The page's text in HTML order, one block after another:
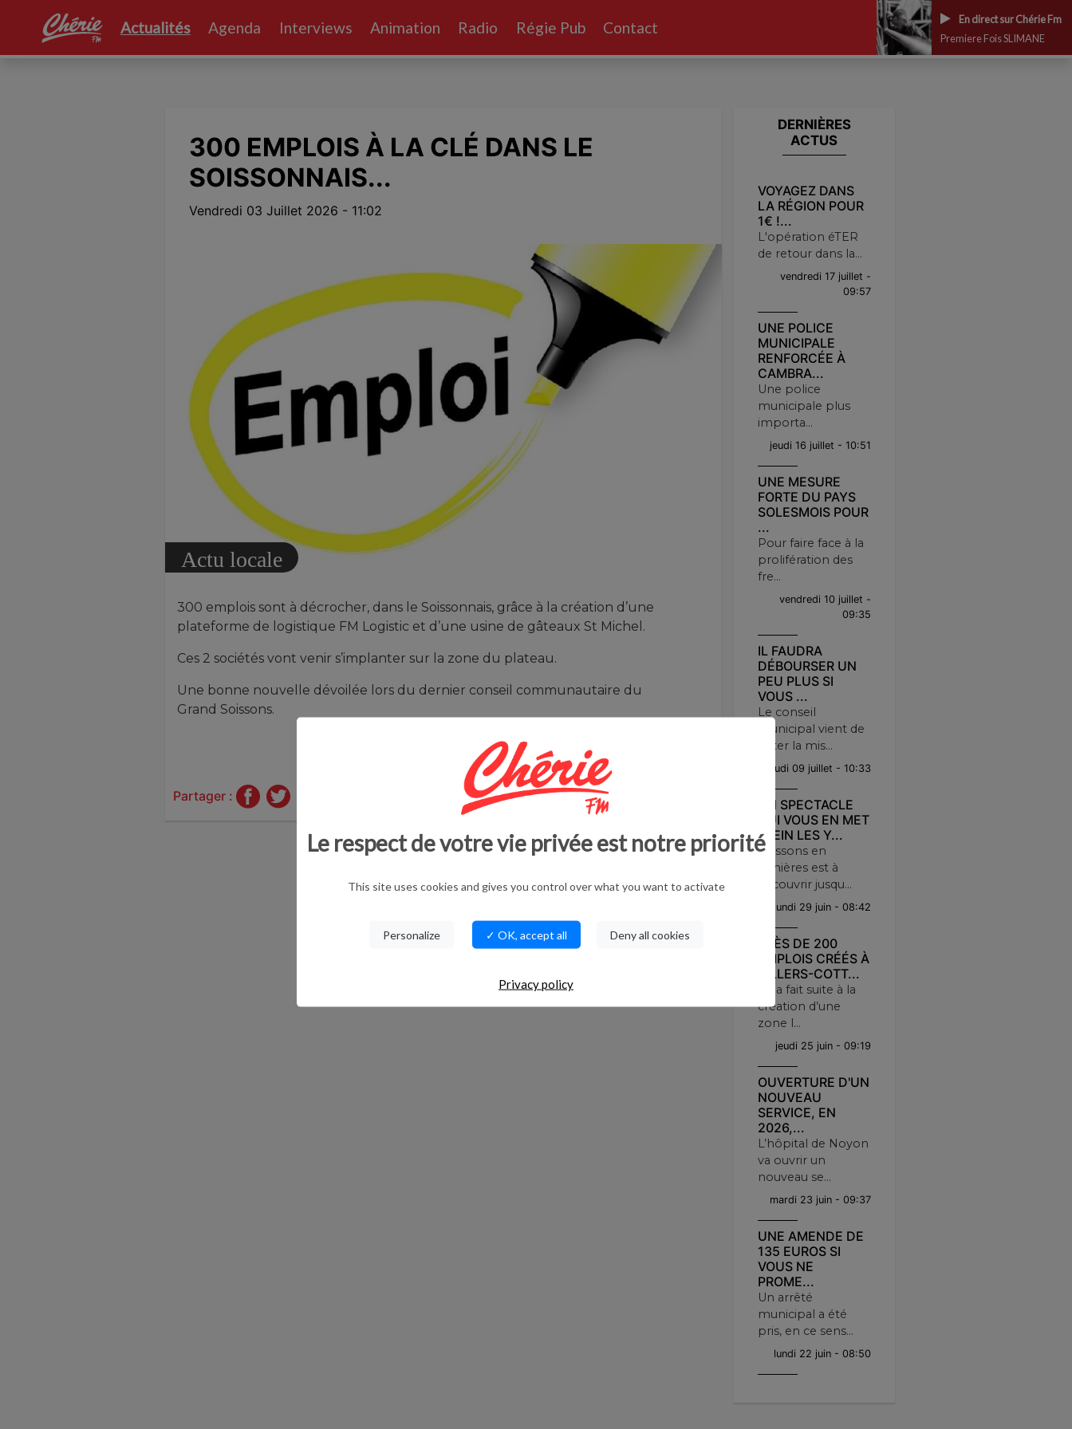
Actualités Agenda Interviews Animation Radio Régie Pub Contact
En direct sur Chérie Fm
Premiere Fois SLIMANE
file cannot
300 EMPLOIS À LA CLÉ DANS LE
SOISSONNAIS...
Vendredi 03 Juillet 2026 - 11:02
Actu locale
300 emplois sont à décrocher, dans le Soissonnais, grâce à la création d’une
plateforme de logistique FM Logistic et d’une usine de gâteaux St Michel.
Ces 2 sociétés vont venir s’implanter sur la zone du plateau.
Une bonne nouvelle dévoilée lors du dernier conseil communautaire du
Grand Soissons.
Partager :
DERNIÈRES
ACTUS
VOYAGEZ DANS
LA RÉGION POUR
1€ !...
L'opération éTER
de retour dans la...
vendredi 17 juillet -
09:57
UNE POLICE
MUNICIPALE
RENFORCÉE À
CAMBRA...
Une police
municipale plus
importa...
jeudi 16 juillet - 10:51
UNE MESURE
FORTE DU PAYS
SOLESMOIS POUR
...
Pour faire face à la
prolifération des
fre...
vendredi 10 juillet -
09:35
IL FAUDRA
DÉBOURSER UN
PEU PLUS SI
VOUS ...
Le conseil
municipal vient de
voter la mis...
jeudi 09 juillet - 10:33
UN SPECTACLE
QUI VOUS EN MET
PLEIN LES Y...
Soissons en
lumières est à
découvrir jusqu...
lundi 29 juin - 08:42
PRÈS DE 200
EMPLOIS CRÉÉS À
VILLERS-COTT...
Cela fait suite à la
création d’une
zone l...
jeudi 25 juin - 09:19
OUVERTURE D'UN
NOUVEAU
SERVICE, EN
2026,...
L’hôpital de Noyon
va ouvrir un
nouveau se...
mardi 23 juin - 09:37
UNE AMENDE DE
135 EUROS SI
VOUS NE
PROME...
Un arrêté
municipal a été
pris, en ce sens...
lundi 22 juin - 08:50
Le respect de votre vie privée est notre priorité
This site uses cookies and gives you control over what you want to activate
Personalize ✓ OK, accept all Deny all cookies
Privacy policy